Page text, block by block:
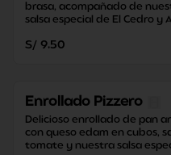
brasa, acompañado de
salsa especial de El Cedro y
papa dorada.
S/ 9.50
Enrollado Pizzero
Delicioso enrollado de pan
con queso edam en cubos,
tomate y nuestra salsa